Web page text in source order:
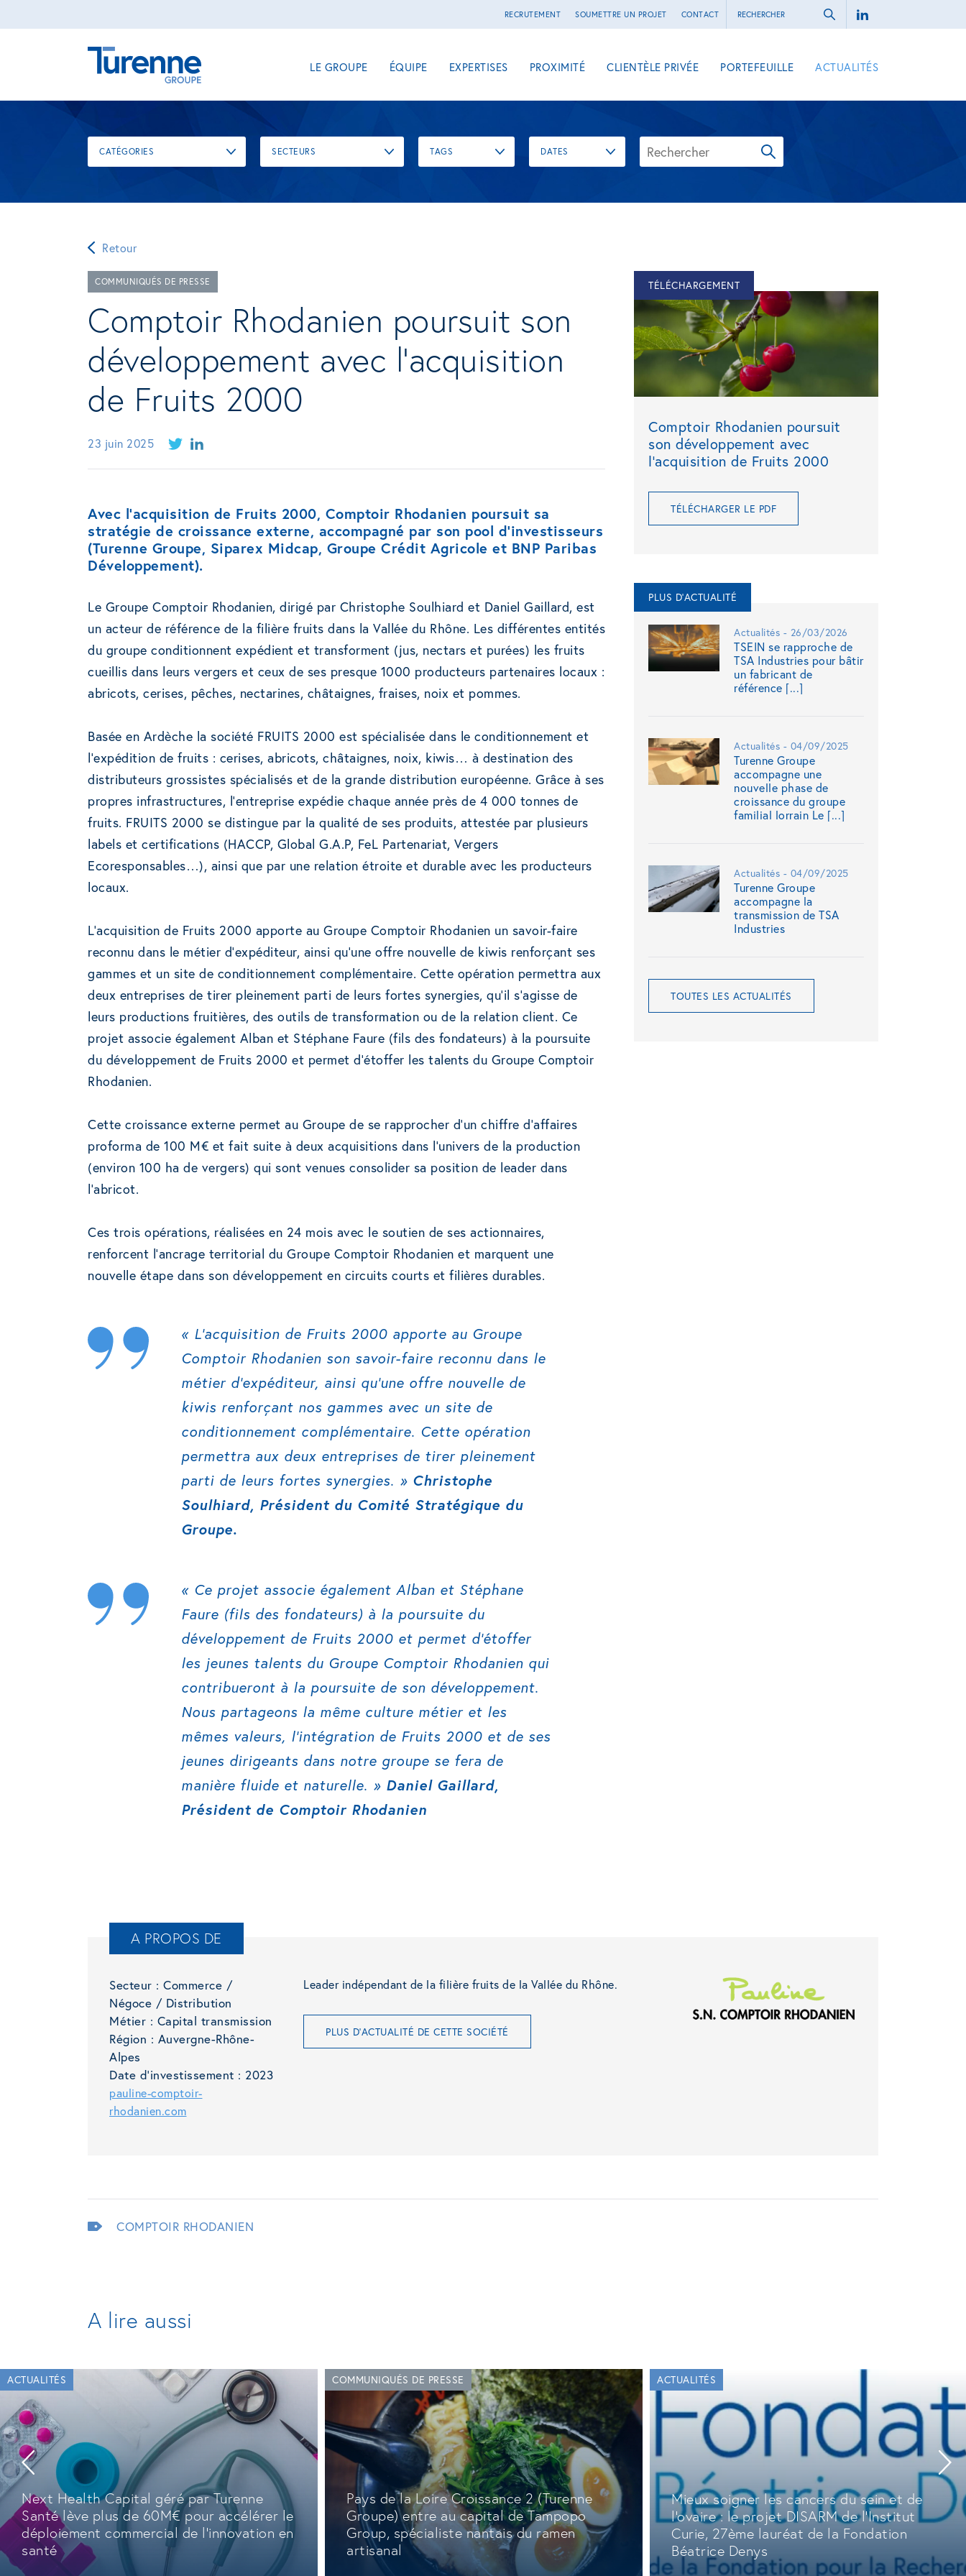
RECRUTEMENT SOUMETTRE UN PROJET CONTACT
LE GROUPE ÉQUIPE EXPERTISES PROXIMITÉ CLIENTÈLE PRIVÉE PORTEFEUILLE ACTUALITÉS
CATÉGORIES SECTEURS TAGS DATES
Retour
COMMUNIQUÉS DE PRESSE
Comptoir Rhodanien poursuit son
développement avec l’acquisition
de Fruits 2000
23 juin 2025
Avec l’acquisition de Fruits 2000, Comptoir Rhodanien poursuit sa
stratégie de croissance externe, accompagné par son pool d’investisseurs
(Turenne Groupe, Siparex Midcap, Groupe Crédit Agricole et BNP Paribas
Développement).
Le Groupe Comptoir Rhodanien, dirigé par Christophe Soulhiard et Daniel Gaillard, est
un acteur de référence de la filière fruits dans la Vallée du Rhône. Les différentes entités
du groupe conditionnent expédient et transforment (jus, nectars et purées) les fruits
cueillis dans leurs vergers et ceux de ses presque 1000 producteurs partenaires locaux :
abricots, cerises, pêches, nectarines, châtaignes, fraises, noix et pommes.
Basée en Ardèche la société FRUITS 2000 est spécialisée dans le conditionnement et
l’expédition de fruits : cerises, abricots, châtaignes, noix, kiwis… à destination des
distributeurs grossistes spécialisés et de la grande distribution européenne. Grâce à ses
propres infrastructures, l’entreprise expédie chaque année près de 4 000 tonnes de
fruits. FRUITS 2000 se distingue par la qualité de ses produits, attestée par plusieurs
labels et certifications (HACCP, Global G.A.P, FeL Partenariat, Vergers
Ecoresponsables…), ainsi que par une relation étroite et durable avec les producteurs
locaux.
L’acquisition de Fruits 2000 apporte au Groupe Comptoir Rhodanien un savoir-faire
reconnu dans le métier d’expéditeur, ainsi qu’une offre nouvelle de kiwis renforçant ses
gammes et un site de conditionnement complémentaire. Cette opération permettra aux
deux entreprises de tirer pleinement parti de leurs fortes synergies, qu’il s’agisse de
leurs productions fruitières, des outils de transformation ou de la relation client. Ce
projet associe également Alban et Stéphane Faure (fils des fondateurs) à la poursuite
du développement de Fruits 2000 et permet d’étoffer les talents du Groupe Comptoir
Rhodanien.
Cette croissance externe permet au Groupe de se rapprocher d’un chiffre d’affaires
proforma de 100 M€ et fait suite à deux acquisitions dans l’univers de la production
(environ 100 ha de vergers) qui sont venues consolider sa position de leader dans
l’abricot.
Ces trois opérations, réalisées en 24 mois avec le soutien de ses actionnaires,
renforcent l’ancrage territorial du Groupe Comptoir Rhodanien et marquent une
nouvelle étape dans son développement en circuits courts et filières durables.
« L’acquisition de Fruits 2000 apporte au Groupe
Comptoir Rhodanien son savoir-faire reconnu dans le
métier d’expéditeur, ainsi qu’une offre nouvelle de
kiwis renforçant nos gammes avec un site de
conditionnement complémentaire. Cette opération
permettra aux deux entreprises de tirer pleinement
parti de leurs fortes synergies. » Christophe
Soulhiard, Président du Comité Stratégique du
Groupe.
« Ce projet associe également Alban et Stéphane
Faure (fils des fondateurs) à la poursuite du
développement de Fruits 2000 et permet d’étoffer
les jeunes talents du Groupe Comptoir Rhodanien qui
contribueront à la poursuite de son développement.
Nous partageons la même culture métier et les
mêmes valeurs, l’intégration de Fruits 2000 et de ses
jeunes dirigeants dans notre groupe se fera de
manière fluide et naturelle. » Daniel Gaillard,
Président de Comptoir Rhodanien
TÉLÉCHARGEMENT
Comptoir Rhodanien poursuit
son développement avec
l’acquisition de Fruits 2000
TÉLÉCHARGER LE PDF
PLUS D'ACTUALITÉ
Actualités - 26/03/2026
TSEIN se rapproche de
TSA Industries pour bâtir
un fabricant de
référence [...]
Actualités - 04/09/2025
Turenne Groupe
accompagne une
nouvelle phase de
croissance du groupe
familial lorrain Le [...]
Actualités - 04/09/2025
Turenne Groupe
accompagne la
transmission de TSA
Industries
TOUTES LES ACTUALITÉS
A PROPOS DE
Secteur : Commerce /
Négoce / Distribution
Métier : Capital transmission
Région : Auvergne-Rhône-
Alpes
Date d'investissement : 2023
pauline-comptoir-
rhodanien.com
Leader indépendant de la filière fruits de la Vallée du Rhône.
PLUS D'ACTUALITÉ DE CETTE SOCIÉTÉ
COMPTOIR RHODANIEN
A lire aussi
ACTUALITÉS
Next Health Capital géré par Turenne
Santé lève plus de 60M€ pour accélérer le
déploiement commercial de l'innovation en
santé
COMMUNIQUÉS DE PRESSE
Pays de la Loire Croissance 2 (Turenne
Groupe) entre au capital de Tampopo
Group, spécialiste nantais du ramen
artisanal
ACTUALITÉS
Mieux soigner les cancers du sein et de
l'ovaire : le projet DISARM de l'Institut
Curie, 27ème lauréat de la Fondation
Béatrice Denys